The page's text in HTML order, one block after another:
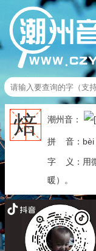
焙 潮州音：
拼 音：bèi
字 义：用
暖）。